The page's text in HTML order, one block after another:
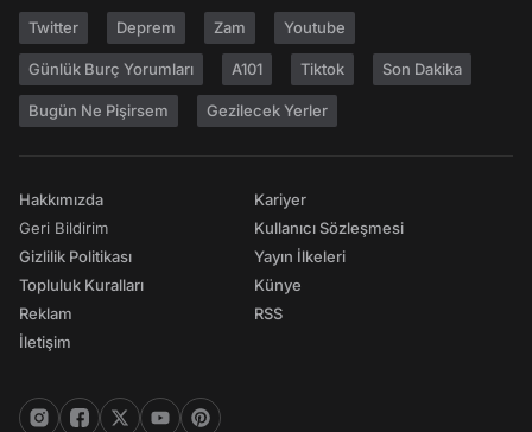
Twitter Deprem Zam Youtube
Günlük Burç Yorumları A101 Tiktok Son Dakika
Bugün Ne Pişirsem Gezilecek Yerler
Hakkımızda
Geri Bildirim
Gizlilik Politikası
Topluluk Kuralları
Reklam
İletişim
Kariyer
Kullanıcı Sözleşmesi
Yayın İlkeleri
Künye
RSS